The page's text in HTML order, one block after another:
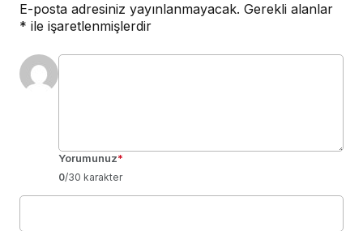
E-posta adresiniz yayınlanmayacak. Gerekli alanlar
* ile işaretlenmişlerdir
Yorumunuz*
0/30 karakter